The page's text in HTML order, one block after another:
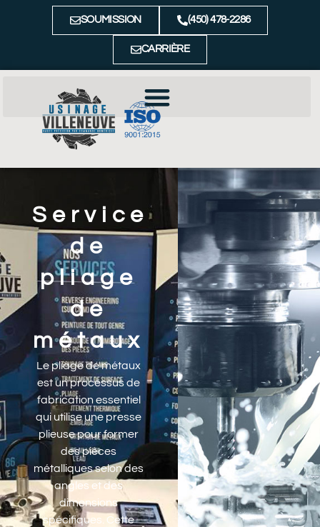
(450) 478-2286
SOUMISSION
CARRIÈRE
Service
de
pliage
de
métaux
Le pliage de métaux
est un processus de
fabrication essentiel
qui utilise une presse
plieuse pour former
des pièces
métalliques selon des
angles et des
dimensions
spécifiques. Cette